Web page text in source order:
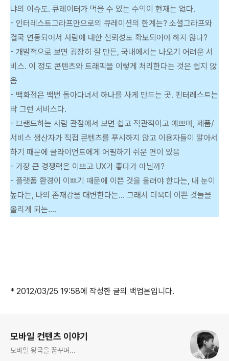
냐의 이슈도. 큐레이터가 먹을 수 있는 수익이 현재는 없다.
- 인터레스트그라프만으로의 큐레이션의 한계는? 소셜그라프와
결국 연동되어서 사람에 대한 신뢰성도 확보되어야 하지 않나?
- 개발적으로 보면 굉장히 잘 만든, 국내에서는 나오기 어려운 서
비스. 이 정도 콘텐츠와 트래픽을 이렇게 처리한다는 것은 쉽지 않
음
- 백화점은 백번 돌아다녀서 하나를 사게 만드는 곳. 핀터레스트는
딱 그런 서비스다.
- 브랜드하는 사람 관점에서 보면 쉽고 직관적이고 예쁘며, 제품/
서비스 생산자가 직접 콘텐츠를 푸시하지 않고 이용자들이 알아서
하기 때문에 클라이언트에게 어필하기 쉬운 면이 있음
- 가장 큰 경쟁력은 이쁘고 UX가 좋다가 아닐까?
- 플랫폼 환경이 이쁘기 때문에 이쁜 것을 올려야 한다는, 내 눈이
높다는, 나의 존재감을 대변한다는... 그래서 더욱더 이쁜 것들을
올리게 되는....
* 2012/03/25 19:58에 작성한 글의 백업본입니다.
모바일 컨텐츠 이야기
모바일 왕국을 꿈꾸며...